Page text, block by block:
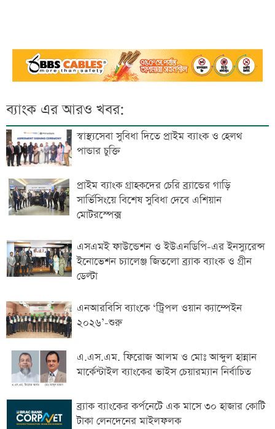
ব্যাংক এর আরও খবর:
স্বাস্থ্যসেবা সুবিধা দিতে প্রাইম ব্যাংক ও হেলথ
পান্ডার চুক্তি
প্রাইম ব্যাংক গ্রাহকদের চেরি ব্র্যান্ডের গাড়ি
সার্ভিসিংয়ে বিশেষ সুবিধা দেবে এশিয়ান
মোটরস্পেক্স
এসএমই ফাউন্ডেশন ও ইউএনডিপি-এর ইনস্যুরেন্স
ইনোভেশন চ্যালেঞ্জ জিতলো ব্র্যাক ব্যাংক ও গ্রীন
ডেল্টা
এনআরবিসি ব্যাংকে ‘ট্রিপল ওয়ান ক্যাম্পেইন
২০২৬’-শুরু
এ.এস.এম. ফিরোজ আলম ও মোঃ আব্দুল হান্নান
মার্কেন্টাইল ব্যাংকের ভাইস চেয়ারম্যান নির্বাচিত
ব্র্যাক ব্যাংকের কর্পনেটে এক মাসে ৩০ হাজার কোটি
টাকা লেনদেনের মাইলফলক